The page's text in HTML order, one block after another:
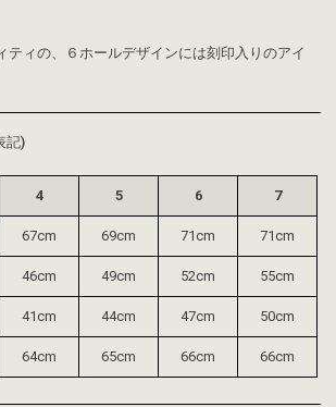
ティの、６ホールデザインには刻印入りのアイ
記)
4 5 6 7
67cm 69cm 71cm 71cm
46cm 49cm 52cm 55cm
41cm 44cm 47cm 50cm
64cm 65cm 66cm 66cm